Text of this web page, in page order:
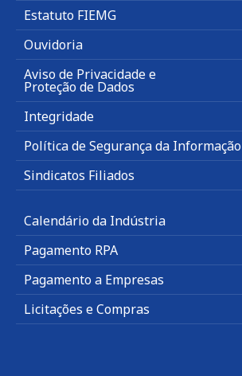
Estatuto FIEMG
Ouvidoria
Aviso de Privacidade e
Proteção de Dados
Integridade
Política de Segurança da Informação
Sindicatos Filiados
Calendário da Indústria
Pagamento RPA
Pagamento a Empresas
Licitações e Compras